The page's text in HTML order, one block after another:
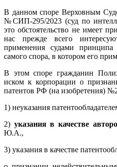
В данном споре Верховным
№СИП-295/2023 (суд по
это обстоятельство не имеет
нас прежде всего
применения судами принципа
самого спора, в котором его
В этом споре гражданин
иском к корпорации о
патентов РФ (на изобретения)
1) неуказания
2) указания в качестве
Ю.А.,
3) указания в качестве